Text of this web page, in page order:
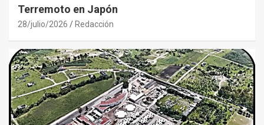
Terremoto en Japón
28/julio/2026 Redacción